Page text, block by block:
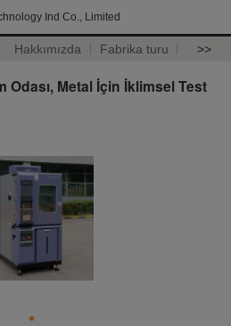
Ind Co., Limited
Hakkımızda Fabrika turu >>
Odası, Metal İçin İklimsel Test